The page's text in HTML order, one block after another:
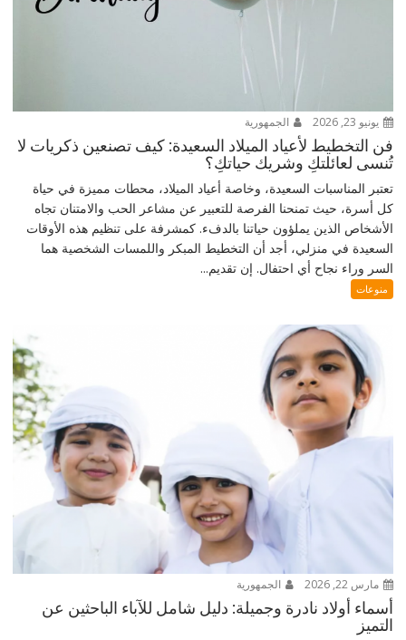
يونيو 23, 2026 الجمهورية
فن التخطيط لأعياد الميلاد السعيدة: كيف تصنعين ذكريات لا
تُنسى لعائلتكِ وشريك حياتكِ؟
تعتبر المناسبات السعيدة، وخاصة أعياد الميلاد، محطات مميزة في حياة
كل أسرة، حيث تمنحنا الفرصة للتعبير عن مشاعر الحب والامتنان تجاه
الأشخاص الذين يملؤون حياتنا بالدفء. كمشرفة على تنظيم هذه الأوقات
السعيدة في منزلي، أجد أن التخطيط المبكر واللمسات الشخصية هما
السر وراء نجاح أي احتفال. إن تقديم...
منوعات
مارس 22, 2026 الجمهورية
أسماء أولاد نادرة وجميلة: دليل شامل للآباء الباحثين عن
التميز